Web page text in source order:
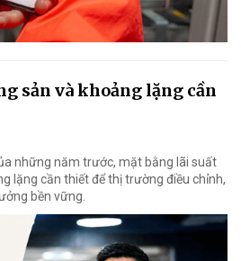
sản và khoảng lặng cần
những năm trước, mặt bằng lãi suất
lặng cần thiết để thị trường điều chỉnh,
bền vững.